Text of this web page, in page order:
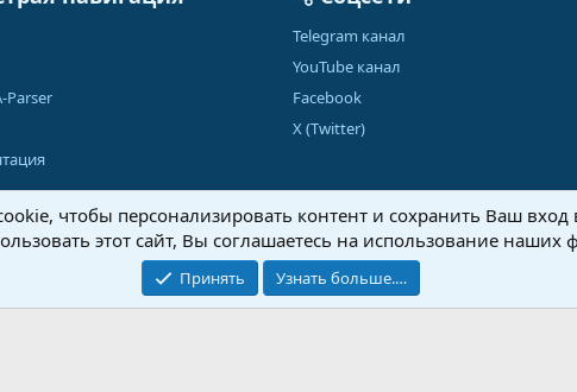
Parser
Telegram канал
YouTube канал
Facebook
X (Twitter)
Обратная связь Условия и правила
Community platform by XenForo® © 2010-2026 XenForo Ltd.
чтобы персонализировать контент и сохранить Ваш вход
этот сайт, Вы соглашаетесь на использование наших
Принять Узнать больше.…